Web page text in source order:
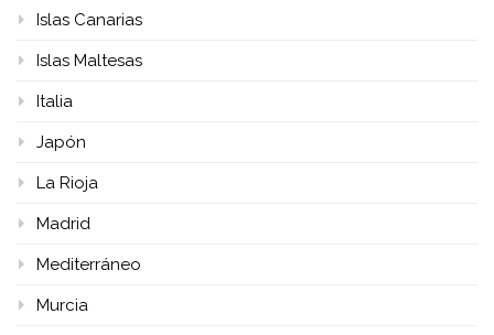
Islas Canarias
Islas Maltesas
Italia
Japón
La Rioja
Madrid
Mediterráneo
Murcia